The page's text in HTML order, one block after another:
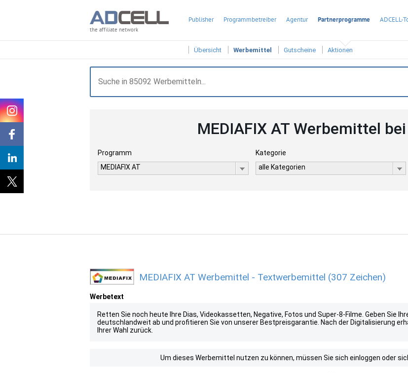
the affiliate network
Publisher Programmbetreiber Agentur Partnerprogramme ADCELL-
Übersicht Werbemittel Gutscheine Aktionen
MEDIAFIX AT Werbemittel bei
Programm
MEDIAFIX AT
Kategorie
alle Kategorien
MEDIAFIX AT Werbemittel - Textwerbemittel (307 Zeichen)
Werbetext
Retten Sie noch heute Ihre Dias, Videokassetten, Negative, Fotos und Super-8-Filme. Geben Sie
deutschlandweit ab und profitieren Sie von unserer Bestpreisgarantie. Nach der Digitalisierung
Ihrer Wahl zurück.
Um dieses Werbemittel nutzen zu können, müssen Sie sich einloggen oder